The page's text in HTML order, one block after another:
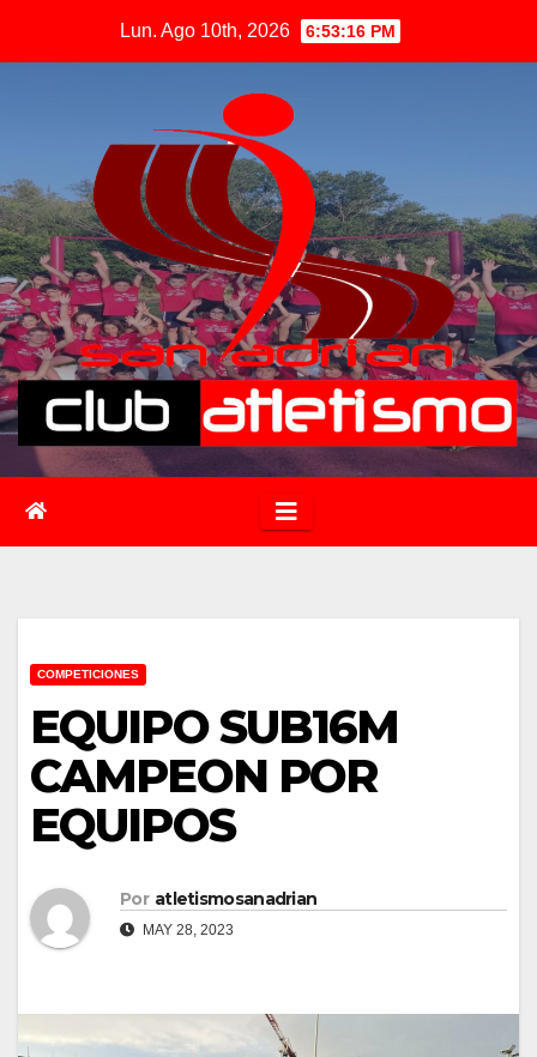
Lun. Ago 10th, 2026 6:53:17 PM
COMPETICIONES
EQUIPO SUB16M
CAMPEON POR
EQUIPOS
Por atletismosanadrian
MAY 28, 2023